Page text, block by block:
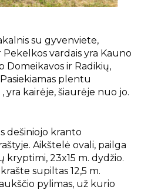
Kauno rajone
su gyvenviete,
vardais yra Kauno
Domeikavos ir Radikių,
plentu
yra kairėje, šiaurėje nuo jo.
dešiniojo kranto
Aikštelė ovali, pailga
kryptimi, 23x15 m. dydžio.
supiltas 12,5 m.
pylimas, už kurio